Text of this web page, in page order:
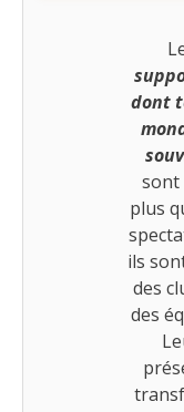
dont
sont
plus
ils
des
des